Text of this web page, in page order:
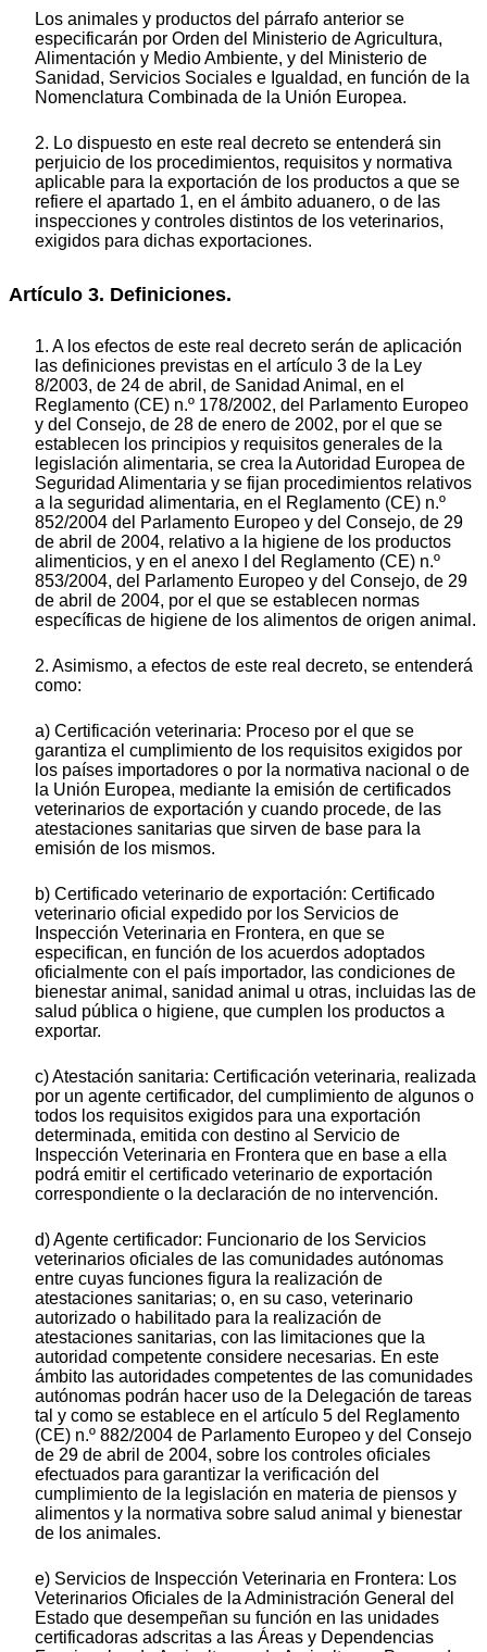
Los animales y productos del párrafo anterior se
especificarán por Orden del Ministerio de Agricultura,
Alimentación y Medio Ambiente, y del Ministerio de
Sanidad, Servicios Sociales e Igualdad, en función de la
Nomenclatura Combinada de la Unión Europea.
2. Lo dispuesto en este real decreto se entenderá sin
perjuicio de los procedimientos, requisitos y normativa
aplicable para la exportación de los productos a que se
refiere el apartado 1, en el ámbito aduanero, o de las
inspecciones y controles distintos de los veterinarios,
exigidos para dichas exportaciones.
Artículo 3. Definiciones.
1. A los efectos de este real decreto serán de aplicación
las definiciones previstas en el artículo 3 de la Ley
8/2003, de 24 de abril, de Sanidad Animal, en el
Reglamento (CE) n.º 178/2002, del Parlamento Europeo
y del Consejo, de 28 de enero de 2002, por el que se
establecen los principios y requisitos generales de la
legislación alimentaria, se crea la Autoridad Europea de
Seguridad Alimentaria y se fijan procedimientos relativos
a la seguridad alimentaria, en el Reglamento (CE) n.º
852/2004 del Parlamento Europeo y del Consejo, de 29
de abril de 2004, relativo a la higiene de los productos
alimenticios, y en el anexo I del Reglamento (CE) n.º
853/2004, del Parlamento Europeo y del Consejo, de 29
de abril de 2004, por el que se establecen normas
específicas de higiene de los alimentos de origen animal.
2. Asimismo, a efectos de este real decreto, se entenderá
como:
a) Certificación veterinaria: Proceso por el que se
garantiza el cumplimiento de los requisitos exigidos por
los países importadores o por la normativa nacional o de
la Unión Europea, mediante la emisión de certificados
veterinarios de exportación y cuando procede, de las
atestaciones sanitarias que sirven de base para la
emisión de los mismos.
b) Certificado veterinario de exportación: Certificado
veterinario oficial expedido por los Servicios de
Inspección Veterinaria en Frontera, en que se
especifican, en función de los acuerdos adoptados
oficialmente con el país importador, las condiciones de
bienestar animal, sanidad animal u otras, incluidas las de
salud pública o higiene, que cumplen los productos a
exportar.
c) Atestación sanitaria: Certificación veterinaria, realizada
por un agente certificador, del cumplimiento de algunos o
todos los requisitos exigidos para una exportación
determinada, emitida con destino al Servicio de
Inspección Veterinaria en Frontera que en base a ella
podrá emitir el certificado veterinario de exportación
correspondiente o la declaración de no intervención.
d) Agente certificador: Funcionario de los Servicios
veterinarios oficiales de las comunidades autónomas
entre cuyas funciones figura la realización de
atestaciones sanitarias; o, en su caso, veterinario
autorizado o habilitado para la realización de
atestaciones sanitarias, con las limitaciones que la
autoridad competente considere necesarias. En este
ámbito las autoridades competentes de las comunidades
autónomas podrán hacer uso de la Delegación de tareas
tal y como se establece en el artículo 5 del Reglamento
(CE) n.º 882/2004 de Parlamento Europeo y del Consejo
de 29 de abril de 2004, sobre los controles oficiales
efectuados para garantizar la verificación del
cumplimiento de la legislación en materia de piensos y
alimentos y la normativa sobre salud animal y bienestar
de los animales.
e) Servicios de Inspección Veterinaria en Frontera: Los
Veterinarios Oficiales de la Administración General del
Estado que desempeñan su función en las unidades
certificadoras adscritas a las Áreas y Dependencias